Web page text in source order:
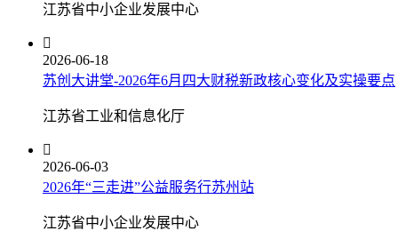
江苏省中小企业发展中心

2026-06-18
苏创大讲堂-2026年6月四大财税新政核心变化及实操要点
江苏省工业和信息化厅

2026-06-03
2026年“三走进”公益服务行苏州站
江苏省中小企业发展中心